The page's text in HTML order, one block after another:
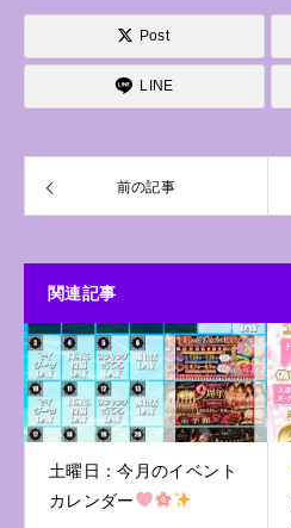
Post
LINE
前の記事
関連記事
土曜日：今月のイベント
カレンダー